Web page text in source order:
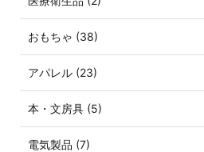
おもちゃ (38)
アパレル (23)
本・文房具 (5)
電気製品 (7)